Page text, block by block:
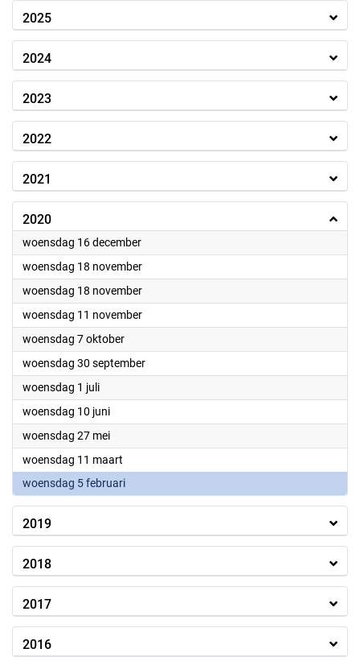
2025
2024
2023
2022
2021
2020
woensdag 16 december2020
woensdag 18 november2020
woensdag 18 november2020
woensdag 11 november2020
woensdag 7 oktober2020
woensdag 30 september2020
woensdag 1 juli2020
woensdag 10 juni2020
woensdag 27 mei2020
woensdag 11 maart
woensdag 5 februari2020
2019
2018
2017
2016